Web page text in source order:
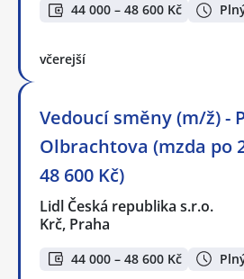
44 000 – 48 600 Kč
včerejší
Vedoucí směny (m/ž) -
Olbrachtova (mzda po
48 600 Kč)
Lidl Česká republika s.r.o.
Krč, Praha
44 000 – 48 600 Kč